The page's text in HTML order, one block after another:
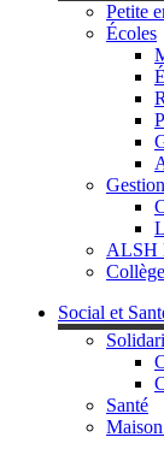
Petite
Écoles
ALSH
Social et
Santé